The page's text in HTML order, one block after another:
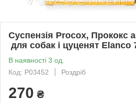
Суспензія Procox,​​​​​​​ Прококс
для собак і цуценят Elanco​​​​​​​
В наявності 3 од.
Код: Р03452
Роздріб
270 ₴